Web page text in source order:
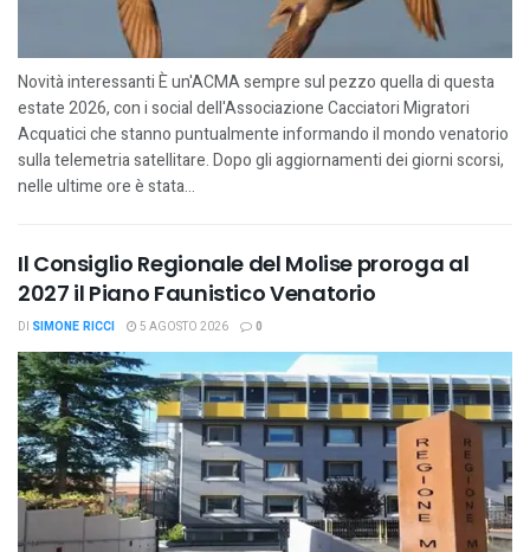
Novità interessanti È un'ACMA sempre sul pezzo quella di questa
estate 2026, con i social dell'Associazione Cacciatori Migratori
Acquatici che stanno puntualmente informando il mondo venatorio
sulla telemetria satellitare. Dopo gli aggiornamenti dei giorni scorsi,
nelle ultime ore è stata...
Il Consiglio Regionale del Molise proroga al
2027 il Piano Faunistico Venatorio
DI SIMONE RICCI 5 AGOSTO 2026 0